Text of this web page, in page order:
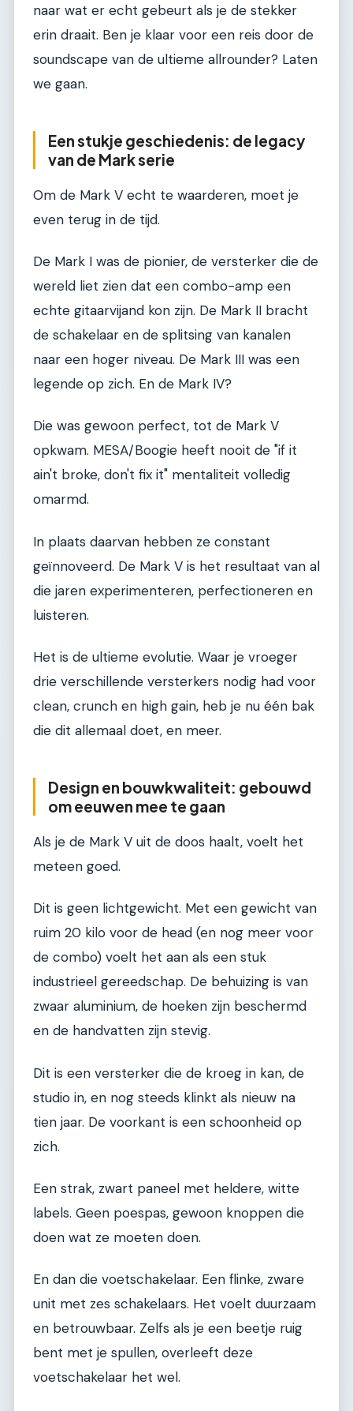
naar wat er echt gebeurt als je de stekker
erin draait. Ben je klaar voor een reis door de
soundscape van de ultieme allrounder? Laten
we gaan.
Een stukje geschiedenis: de legacy
van de Mark serie
Om de Mark V echt te waarderen, moet je
even terug in de tijd.
De Mark I was de pionier, de versterker die de
wereld liet zien dat een combo-amp een
echte gitaarvijand kon zijn. De Mark II bracht
de schakelaar en de splitsing van kanalen
naar een hoger niveau. De Mark III was een
legende op zich. En de Mark IV?
Die was gewoon perfect, tot de Mark V
opkwam. MESA/Boogie heeft nooit de "if it
ain't broke, don't fix it" mentaliteit volledig
omarmd.
In plaats daarvan hebben ze constant
geïnnoveerd. De Mark V is het resultaat van al
die jaren experimenteren, perfectioneren en
luisteren.
Het is de ultieme evolutie. Waar je vroeger
drie verschillende versterkers nodig had voor
clean, crunch en high gain, heb je nu één bak
die dit allemaal doet, en meer.
Design en bouwkwaliteit: gebouwd
om eeuwen mee te gaan
Als je de Mark V uit de doos haalt, voelt het
meteen goed.
Dit is geen lichtgewicht. Met een gewicht van
ruim 20 kilo voor de head (en nog meer voor
de combo) voelt het aan als een stuk
industrieel gereedschap. De behuizing is van
zwaar aluminium, de hoeken zijn beschermd
en de handvatten zijn stevig.
Dit is een versterker die de kroeg in kan, de
studio in, en nog steeds klinkt als nieuw na
tien jaar. De voorkant is een schoonheid op
zich.
Een strak, zwart paneel met heldere, witte
labels. Geen poespas, gewoon knoppen die
doen wat ze moeten doen.
En dan die voetschakelaar. Een flinke, zware
unit met zes schakelaars. Het voelt duurzaam
en betrouwbaar. Zelfs als je een beetje ruig
bent met je spullen, overleeft deze
voetschakelaar het wel.